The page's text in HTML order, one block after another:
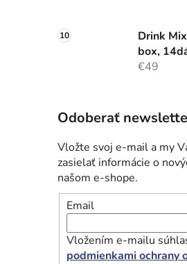
Drink
box,
€49
Odoberať
Vložte svoj e-mail a my
zasielať informácie o
našom e-shope.
Email
Vložením e-mailu
podmienkami ochrany